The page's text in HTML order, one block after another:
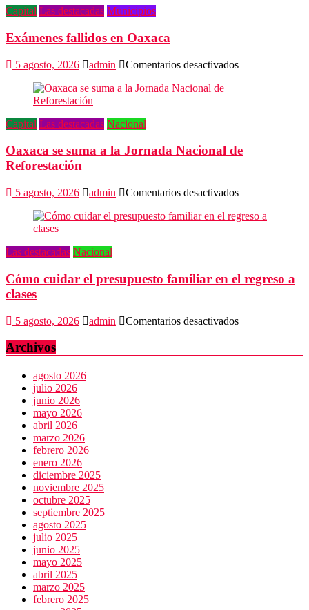
Capital Las destacadas Municipios
Exámenes fallidos en Oaxaca
5 agosto, 2026 admin Comentarios desactivadosen
Capital Las destacadas Nacional
Oaxaca se suma a la Jornada Nacional de
Reforestación
5 agosto, 2026 admin Comentarios desactivadosen
se
Nacional
Las destacadas Nacional
Cómo cuidar el presupuesto familiar en el regreso a
clases
5 agosto, 2026 admin Comentarios desactivadosen
el
Archivos
agosto 2026
julio 2026
junio 2026
mayo 2026
abril 2026
marzo 2026
febrero 2026
enero 2026
diciembre 2025
noviembre 2025
octubre 2025
septiembre 2025
agosto 2025
julio 2025
junio 2025
mayo 2025
abril 2025
marzo 2025
febrero 2025